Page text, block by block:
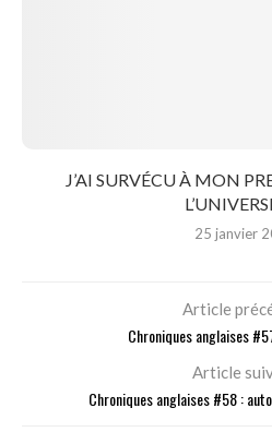
J’AI SURVÉCU À MON
25 janvier
Article
Chroniques anglaises
Article
Chroniques anglaises #58 :